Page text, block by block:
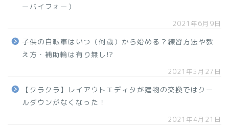
ーバイフォー）
2021年6月9日
子供の自転車はいつ（何歳）から始める？練習方法や教
え方・補助輪は有り無し!?
2021年5月27日
【クラクラ】レイアウトエディタが建物の交換ではクー
ルダウンがなくなった！
2021年4月21日